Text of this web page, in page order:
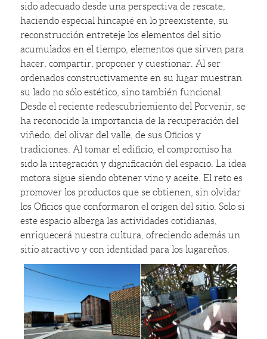
sido adecuado desde una perspectiva de rescate,
haciendo especial hincapié en lo preexistente, su
reconstrucción entreteje los elementos del sitio
acumulados en el tiempo, elementos que sirven para
hacer, compartir, proponer y cuestionar. Al ser
ordenados constructivamente en su lugar muestran
su lado no sólo estético, sino también funcional.
Desde el reciente redescubriemiento del Porvenir, se
ha reconocido la importancia de la recuperación del
viñedo, del olivar del valle, de sus Oficios y
tradiciones. Al tomar el edificio, el compromiso ha
sido la integración y dignificación del espacio. La idea
motora sigue siendo obtener vino y aceite. El reto es
promover los productos que se obtienen, sin olvidar
los Oficios que conformaron el origen del sitio. Solo si
este espacio alberga las actividades cotidianas,
enriquecerá nuestra cultura, ofreciendo además un
sitio atractivo y con identidad para los lugareños.